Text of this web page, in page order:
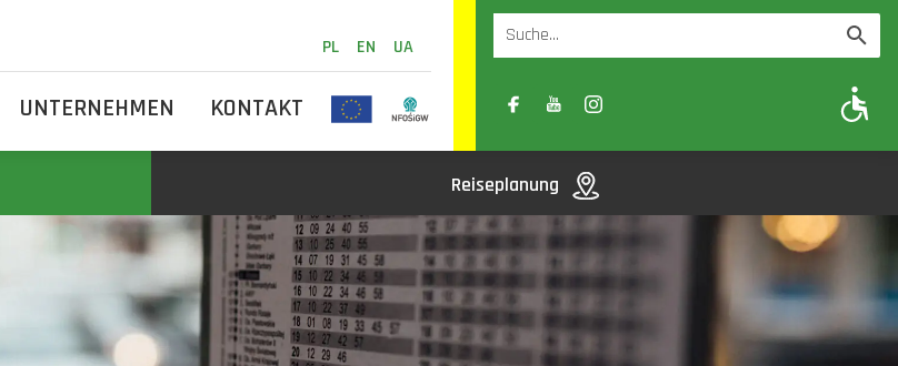
PL EN UA
UNTERNEHMEN KONTAKT A- A A+
Reiseplanung